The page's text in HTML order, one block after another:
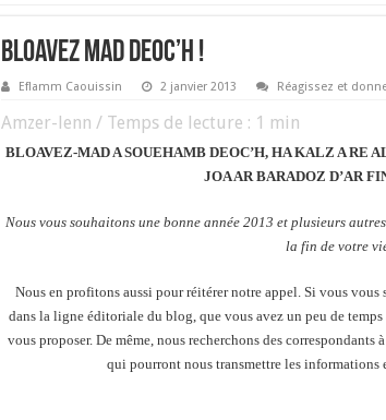
BLOAVEZ MAD DEOC’H !
Eflamm Caouissin 2 janvier 2013 Réagissez et
Amzer-lenn / Temps de lecture : 1 min
BLOAVEZ-MAD A SOUEHAMB DEOC’H, HA KALZ A RE
JOA AR BARADOZ D’AR
Nous vous souhaitons une bonne année 2013 et plusieurs
la fin de votre
Nous en profitons aussi pour réitérer notre appel. Si vous vous
dans la ligne éditoriale du blog, que vous avez un peu de temps
vous proposer. De même, nous recherchons des
qui pourront nous transmettre les informations